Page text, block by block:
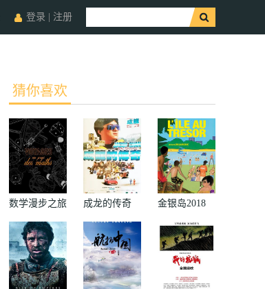
登录 注册
猜你喜欢
数学漫步之旅 成龙的传奇 金银岛2018